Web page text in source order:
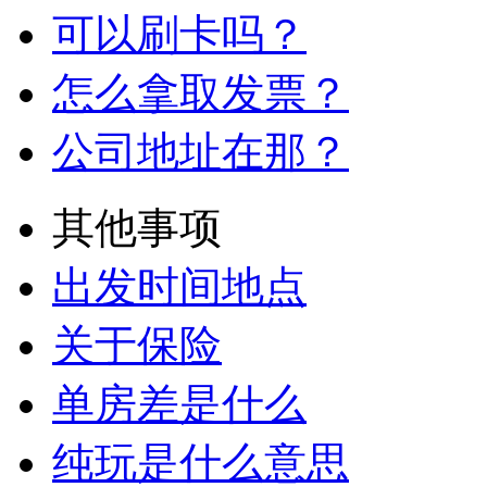
可以刷卡吗？
怎么拿取发票？
公司地址在那？
其他事项
出发时间地点
关于保险
单房差是什么
纯玩是什么意思